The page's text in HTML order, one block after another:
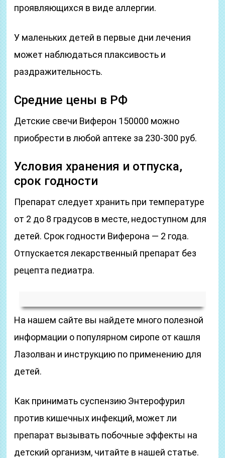
проявляющихся в виде аллергии.
У маленьких детей в первые дни лечения
может наблюдаться плаксивость и
раздражительность.
Средние цены в РФ
Детские свечи Виферон 150000 можно
приобрести в любой аптеке за 230-300 руб.
Условия хранения и отпуска,
срок годности
Препарат следует хранить при температуре
от 2 до 8 градусов в месте, недоступном для
детей. Срок годности Виферона — 2 года.
Отпускается лекарственный препарат без
рецепта педиатра.
На нашем сайте вы найдете много полезной
информации о популярном сиропе от кашля
Лазолван и инструкцию по применению для
детей.
Как принимать суспензию Энтерофурил
против кишечных инфекций, может ли
препарат вызывать побочные эффекты на
детский организм, читайте в нашей статье.